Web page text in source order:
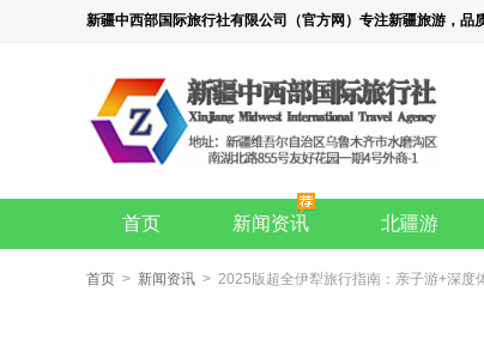
新疆中西部国际旅行社有限公司（官方网）专注新疆旅游，品
首页 新闻资讯 北疆游
首页 > 新闻资讯 > 2025版超全伊犁旅行指南：亲子游+深度